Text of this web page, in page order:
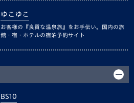
ゆこゆこ
お客様の『良質な温泉旅』をお手伝い。国内の旅
館・宿・ホテルの宿泊予約サイト
BS10